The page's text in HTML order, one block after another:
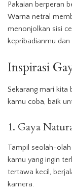
Pakaian berperan
Warna netral
menonjolkan sisi
kepribadianmu
Inspirasi
Sekarang mari kita
kamu coba, baik
1. Gaya
Tampil seolah-
kamu yang ingin
tertawa kecil,
kamera.